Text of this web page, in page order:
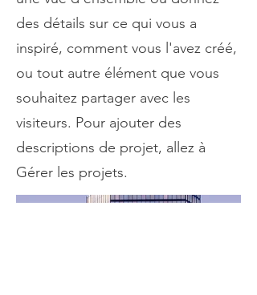
des détails sur ce qui vous a
inspiré, comment vous l'avez créé,
ou tout autre élément que vous
souhaitez partager avec les
visiteurs. Pour ajouter des
descriptions de projet, allez à
Gérer les projets.